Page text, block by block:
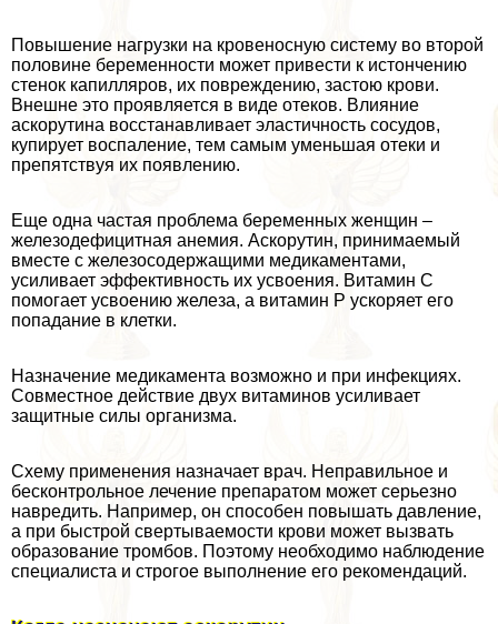
Повышение нагрузки на кровеносную систему во второй
половине беременности может привести к истончению
стенок капилляров, их повреждению, застою крови.
Внешне это проявляется в виде отеков. Влияние
аскорутина восстанавливает эластичность сосудов,
купирует воспаление, тем самым уменьшая отеки и
препятствуя их появлению.
Еще одна частая проблема беременных женщин –
железодефицитная анемия. Аскорутин, принимаемый
вместе с железосодержащими медикаментами,
усиливает эффективность их усвоения. Витамин С
помогает усвоению железа, а витамин Р ускоряет его
попадание в клетки.
Назначение медикамента возможно и при инфекциях.
Совместное действие двух витаминов усиливает
защитные силы организма.
Схему применения назначает врач. Неправильное и
бесконтрольное лечение препаратом может серьезно
навредить. Например, он способен повышать давление,
а при быстрой свертываемости крови может вызвать
образование тромбов. Поэтому необходимо наблюдение
специалиста и строгое выполнение его рекомендаций.